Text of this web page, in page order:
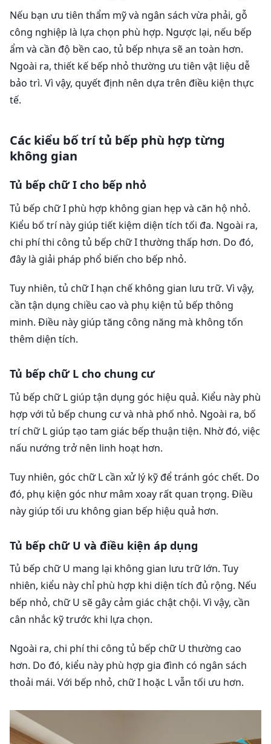
Nếu bạn ưu tiên thẩm mỹ và ngân sách vừa phải, gỗ
công nghiệp là lựa chọn phù hợp. Ngược lại, nếu bếp
ẩm và cần độ bền cao, tủ bếp nhựa sẽ an toàn hơn.
Ngoài ra, thiết kế bếp nhỏ thường ưu tiên vật liệu dễ
bảo trì. Vì vậy, quyết định nên dựa trên điều kiện thực
tế.
Các kiểu bố trí tủ bếp phù hợp từng
không gian
Tủ bếp chữ I cho bếp nhỏ
Tủ bếp chữ I phù hợp không gian hẹp và căn hộ nhỏ.
Kiểu bố trí này giúp tiết kiệm diện tích tối đa. Ngoài ra,
chi phí thi công tủ bếp chữ I thường thấp hơn. Do đó,
đây là giải pháp phổ biến cho bếp nhỏ.
Tuy nhiên, tủ chữ I hạn chế không gian lưu trữ. Vì vậy,
cần tận dụng chiều cao và phụ kiện tủ bếp thông
minh. Điều này giúp tăng công năng mà không tốn
thêm diện tích.
Tủ bếp chữ L cho chung cư
Tủ bếp chữ L giúp tận dụng góc hiệu quả. Kiểu này phù
hợp với tủ bếp chung cư và nhà phố nhỏ. Ngoài ra, bố
trí chữ L giúp tạo tam giác bếp thuận tiện. Nhờ đó, việc
nấu nướng trở nên linh hoạt hơn.
Tuy nhiên, góc chữ L cần xử lý kỹ để tránh góc chết. Do
đó, phụ kiện góc như mâm xoay rất quan trọng. Điều
này giúp tối ưu không gian bếp hiệu quả hơn.
Tủ bếp chữ U và điều kiện áp dụng
Tủ bếp chữ U mang lại không gian lưu trữ lớn. Tuy
nhiên, kiểu này chỉ phù hợp khi diện tích đủ rộng. Nếu
bếp nhỏ, chữ U sẽ gây cảm giác chật chội. Vì vậy, cần
cân nhắc kỹ trước khi lựa chọn.
Ngoài ra, chi phí thi công tủ bếp chữ U thường cao
hơn. Do đó, kiểu này phù hợp gia đình có ngân sách
thoải mái. Với bếp nhỏ, chữ I hoặc L vẫn tối ưu hơn.